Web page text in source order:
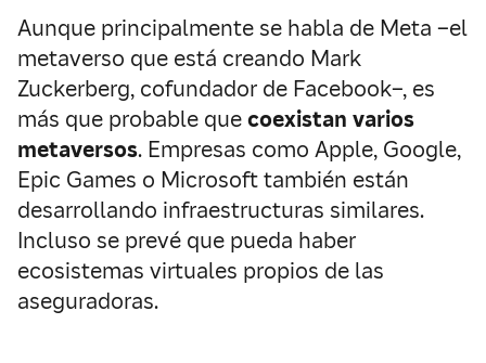
Aunque principalmente se habla de Meta –el
metaverso que está creando Mark
Zuckerberg, cofundador de Facebook–, es
más que probable quecoexistan varios
metaversos. Empresas como Apple, Google,
Epic Games o Microsoft también están
desarrollando infraestructuras similares.
Incluso se prevé que pueda haber
ecosistemas virtuales propios de las
aseguradoras.